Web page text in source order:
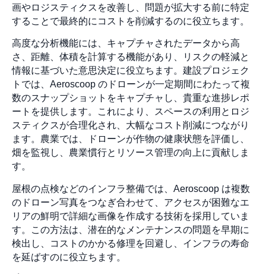
画やロジスティクスを改善し、問題が拡大する前に特定
することで最終的にコストを削減するのに役立ちます。
高度な分析機能には、キャプチャされたデータから高
さ、距離、体積を計算する機能があり、リスクの軽減と
情報に基づいた意思決定に役立ちます。建設プロジェク
トでは、Aeroscoop のドローンが一定期間にわたって複
数のスナップショットをキャプチャし、貴重な進捗レポ
ートを提供します。これにより、スペースの利用とロジ
スティクスが合理化され、大幅なコスト削減につながり
ます。農業では、ドローンが作物の健康状態を評価し、
畑を監視し、農業慣行とリソース管理の向上に貢献しま
す。
屋根の点検などのインフラ整備では、Aeroscoop は複数
のドローン写真をつなぎ合わせて、アクセスが困難なエ
リアの鮮明で詳細な画像を作成する技術を採用していま
す。この方法は、潜在的なメンテナンスの問題を早期に
検出し、コストのかかる修理を回避し、インフラの寿命
を延ばすのに役立ちます。